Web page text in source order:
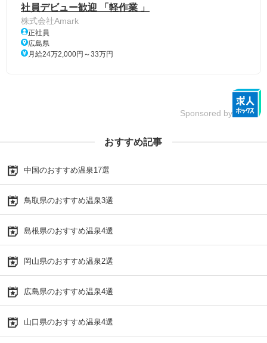
社員デビュー歓迎 「軽作業 」
株式会社Amark
正社員
広島県
月給24万2,000円～33万円
Sponsored by
おすすめ記事
中国のおすすめ温泉17選
鳥取県のおすすめ温泉3選
島根県のおすすめ温泉4選
岡山県のおすすめ温泉2選
広島県のおすすめ温泉4選
山口県のおすすめ温泉4選